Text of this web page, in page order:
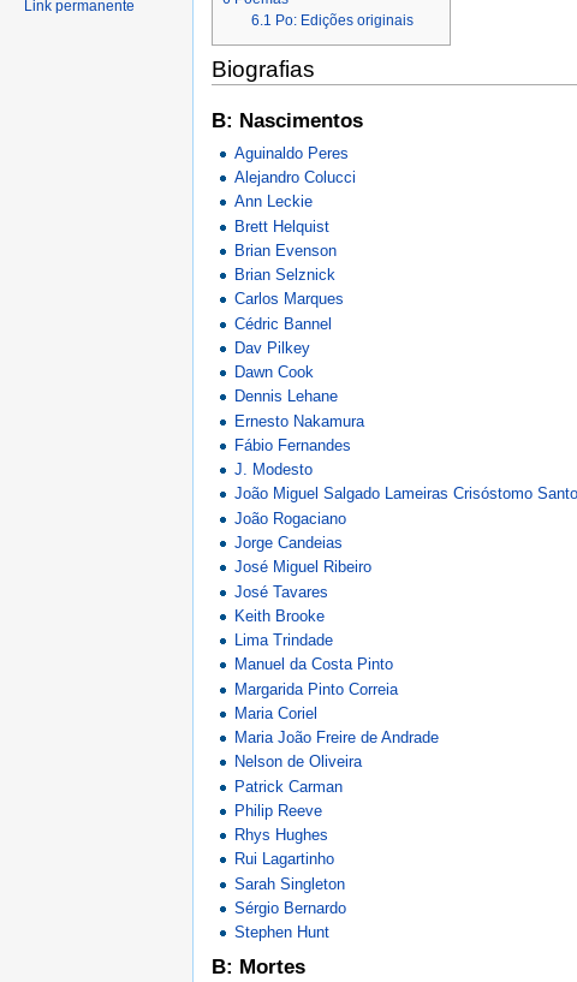
6.1 Po: Edições originais
Biografias
B: Nascimentos
Aguinaldo Peres
Alejandro Colucci
Ann Leckie
Brett Helquist
Brian Evenson
Brian Selznick
Carlos Marques
Cédric Bannel
Dav Pilkey
Dawn Cook
Dennis Lehane
Ernesto Nakamura
Fábio Fernandes
J. Modesto
João Miguel Salgado Lameiras Crisóstomo
João Rogaciano
Jorge Candeias
José Miguel Ribeiro
José Tavares
Keith Brooke
Lima Trindade
Manuel da Costa Pinto
Margarida Pinto Correia
Maria Coriel
Maria João Freire de Andrade
Nelson de Oliveira
Patrick Carman
Philip Reeve
Rhys Hughes
Rui Lagartinho
Sarah Singleton
Sérgio Bernardo
Stephen Hunt
B: Mortes
Link permanente